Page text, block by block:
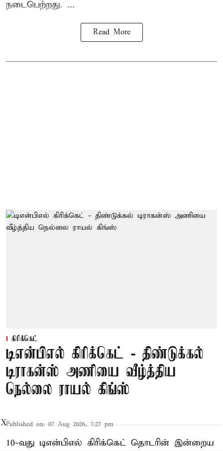
நடைபெற்றது. ...
Read More
கிரிக்கெட்
டிஎன்பிஎல் கிரிக்கெட் - திண்டுக்கல்
டிராகன்ஸ் அணியை வீழ்த்திய
நெல்லை ராயல் கிங்ஸ்
Published on: 07 Aug 2026, 7:27 pm
10-வது டிஎன்பிஎல் கிரிக்கெட் தொடரின் இன்றைய
X